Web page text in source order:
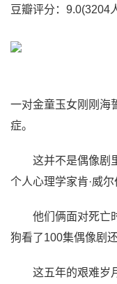
豆瓣评分：9.0(3204
一对金童玉女刚刚海
症。
这并不是偶像
个人心理学家肯·威
他们俩面对死亡
狗看了100集偶像剧还
这五年的艰难岁